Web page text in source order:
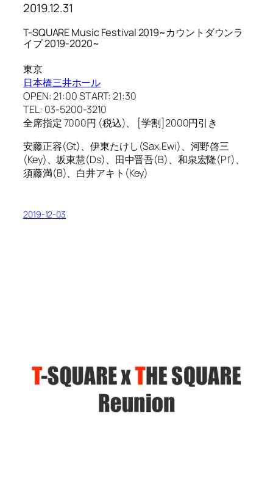
2019.12.31
T-SQUARE Music Festival 2019~カウントダウンラ
イブ 2019-2020~
東京
日本橋三井ホール
OPEN: 21:00 START: 21:30
TEL: 03-5200-3210
全席指定 7000円 (税込)、 [学割]2000円引き
安藤正容(Gt)、伊東たけし(Sax,Ewi)、河野啓三
(Key)、坂東慧(Ds)、田中晋吾(B)、和泉宏隆(Pf)、
須藤満(B)、白井アキト(Key)
2019-12-03